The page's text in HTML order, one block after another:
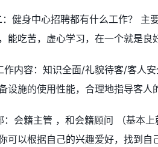
：健身中心招聘都有什么工作？ 主
能吃苦，虚心学习，在一个就是良
作内容：知识全面/礼貌待客/客人
设施的使用性能，合理地指导客人
：会籍主管 ，和会籍顾问 （基本
可以根据自己的兴趣爱好，找到自